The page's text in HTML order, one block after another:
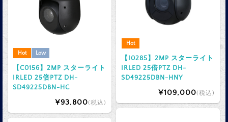
Hot
【I0285】2MP スターライト
IRLED 25倍PTZ DH-
SD49225DBN-HNY
¥109,000(税込)
Hot Low
【C0156】2MP スターライト
IRLED 25倍PTZ DH-
SD49225DBN-HC
¥93,800(税込)